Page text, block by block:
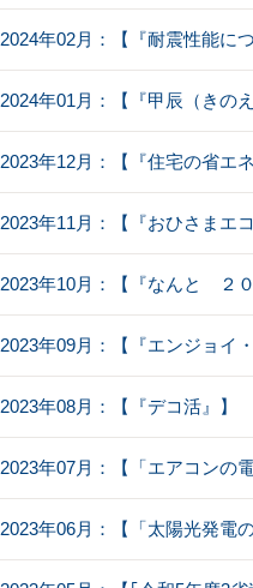
2024年02月：【『耐震性能に
2024年01月：【『甲辰（きの
2023年12月：【『住宅の省エ
2023年11月：【『おひさまエ
2023年10月：【『なんと ２０
2023年09月：【『エンジョイ
2023年08月：【『デコ活』】
2023年07月：【「エアコンの
2023年06月：【「太陽光発電